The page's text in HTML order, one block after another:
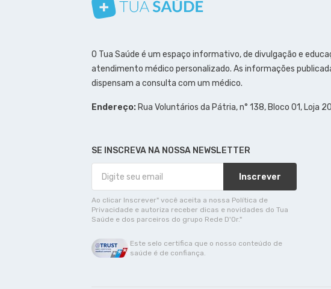
Conheça nosso canal
Siga a gente no Instagram
Siga a gente no Facebook
Siga a gente no Pinterest
O Tua Saúde é um espaço informativo, de divulgação e
atendimento médico personalizado. As informações
dispensam a consulta com um médico.
Endereço: Rua Voluntários da Pátria, n° 138, Bloco 01,
SE INSCREVA NA NOSSA NEWSLETTER
Inscrever
Ao clicar Inscrever" você aceita a nossa Política de
Privacidade e autoriza receber dicas e novidades do Tua
Saúde e dos parceiros do grupo Rede D'Or."
Este selo certifica que o nosso conteúdo de
saúde é de confiança.